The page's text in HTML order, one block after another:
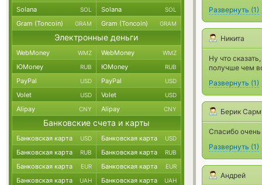
Развернуть (1)
Никита
Ну что
получше чем
Развернуть (1)
Берик
Спасибо очень
Развернуть (1)
Андрей
Solana SOL Solana SOL
Gram (Toncoin) GRAM Gram (Toncoin) GRAM
Электронные деньги
WebMoney WMZ WebMoney WMZ
ЮMoney RUB ЮMoney RUB
PayPal USD PayPal USD
Volet USD Volet USD
Alipay CNY Alipay CNY
Банковские счета и карты
Банковская карта USD Банковская карта USD
Банковская карта RUB Банковская карта RUB
Банковская карта EUR Банковская карта EUR
Банковская карта UAH Банковская карта UAH